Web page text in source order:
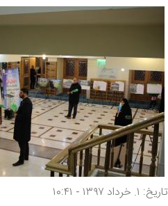
تاریخ: ۱. خرداد ۱۳۹۷ - ۱۰:۴۱